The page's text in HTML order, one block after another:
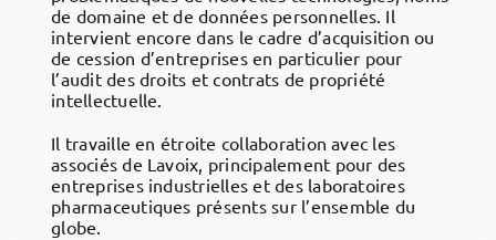
de domaine et de données personnelles. Il
intervient encore dans le cadre d’acquisition ou
de cession d’entreprises en particulier pour
l’audit des droits et contrats de propriété
intellectuelle.
Il travaille en étroite collaboration avec les
associés de Lavoix, principalement pour des
entreprises industrielles et des laboratoires
pharmaceutiques présents sur l’ensemble du
globe.